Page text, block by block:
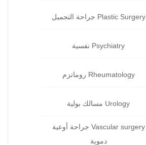
Plastic Surgery جراحة التجميل
Psychiatry نفسية‏
Rheumatology روماتزم‏
Urology مسالك بولية
Vascular surgery جراحة أوعية
دموية